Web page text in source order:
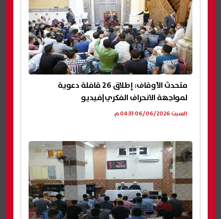
متحدث الأوقاف: إطلاق 26 قافلة دعوية
لمواجهة الانحراف الفكري|فيديو
السبت 06/06/2026 04:33 م